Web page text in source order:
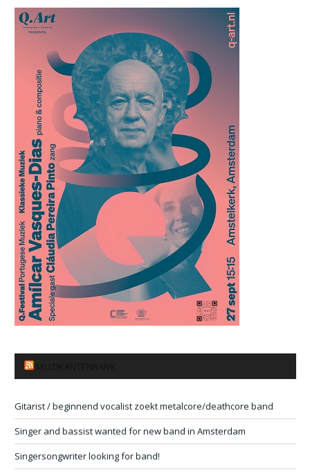
Gitarist / beginnend vocalist zoekt metalcore/deathcore band
Singer and bassist wanted for new band in Amsterdam
Singersongwriter looking for band!